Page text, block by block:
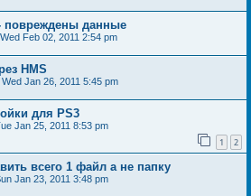
повреждены данные
Wed Feb 02, 2011 2:54 pm
HMS
Wed Jan 26, 2011 5:45 pm
для PS3
Jan 25, 2011 8:53 pm
1 2
всего 1 файл а не папку
Jan 23, 2011 3:48 pm